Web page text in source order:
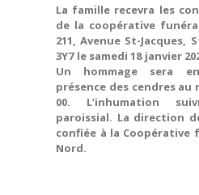
La famille recevra les
de la coopérative
211, Avenue St-Jacques,
3Y7 le samedi 18 janvier
Un hommage sera
présence des cendres au
00. L’inhumation
paroissial. La direction
confiée à la Coopérative
Nord.